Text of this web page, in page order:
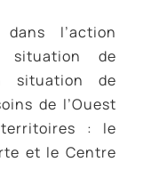
dans l’action
situation de
situation de
de l’Ouest
: le
et le Centre